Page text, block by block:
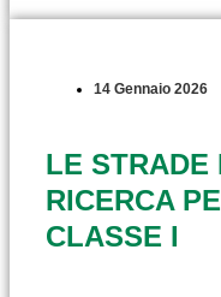
14 Gennaio 2026
LE STRADE
RICERCA
CLASSE I